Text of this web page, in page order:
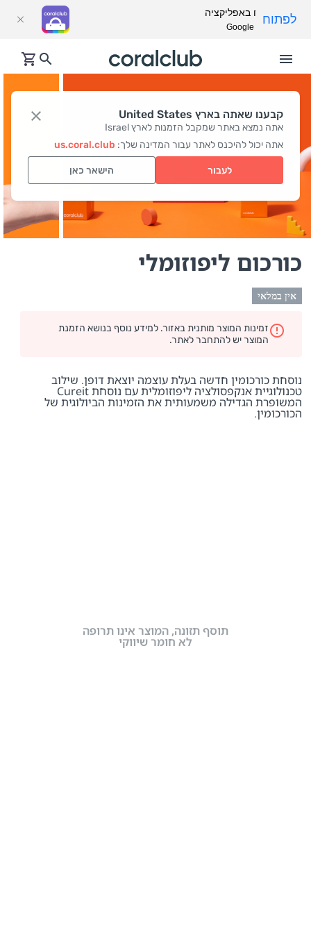
קבענו שאתה בארץ United States
אתה נמצא באתר שמקבל הזמנות לארץ Israel
אתה יכול להיכנס לאתר עבור המדינה שלך: us.coral.club
לעבור הישאר כאן
כורכום ליפוזומלי
אין במלאי
נוסחת כורכומין חדשה בעלת עוצמה יוצאת דופן. שילוב
טכנולוגיית אנקפסולציה ליפוזומלית עם נוסחת Cureit
המשופרת הגדילה משמעותית את הזמינות הביולוגית של
הכורכומין.
זמינות המוצר מותנית באזור. למידע נוסף בנושא הזמנת
המוצר יש להתחבר לאתר.
תוסף תזונה, המוצר אינו תרופה
לא חומר שיווקי
פתח באפליקציה
Google Play
לפתוח